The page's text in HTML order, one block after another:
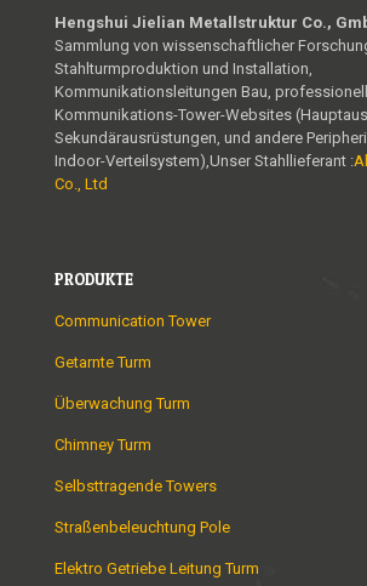
Hengshui Jielian Metallstruktur Co.,
Sammlung von wissenschaftlicher
Stahlturmproduktion und Installation,
Kommunikationsleitungen Bau,
Kommunikations-Tower-Websites
Sekundärausrüstungen, und andere
Indoor-Verteilsystem),Unser Stahllieferant :
Co., Ltd
PRODUKTE
Communication Tower
Getarnte Turm
Überwachung Turm
Chimney Turm
Selbsttragende Towers
Straßenbeleuchtung Pole
Elektro Getriebe Leitung Turm